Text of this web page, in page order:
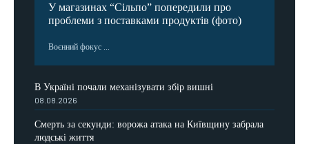
У магазинах “Сільпо” попередили про
проблеми з поставками продуктів (фото)
Воєнний фокус ...
В Україні почали механізувати збір вишні
08.08.2026
Смерть за секунди: ворожа атака на Київщину забрала
людські життя